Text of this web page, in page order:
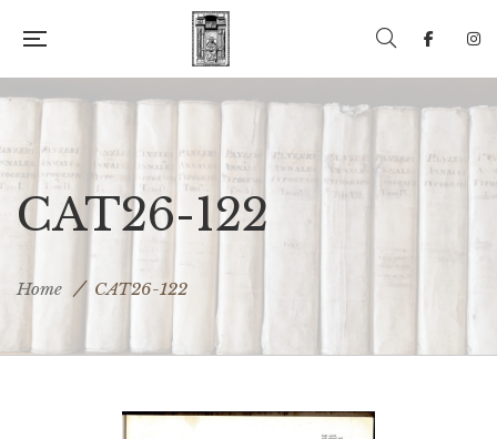
CAT26-122
Home CAT26-122